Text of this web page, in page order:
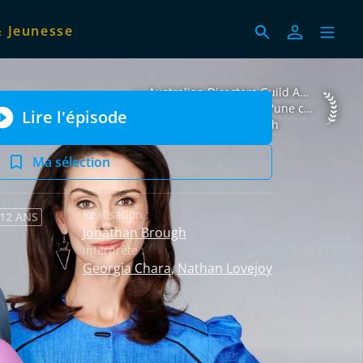
Australian Directors Guild Awards
Australian Directors Guild Awards 2016
Meilleure réalisation d'une comédie télévisée
Jonathan Brough
Lire l'épisode
Ma sélection
ANS Réalisation :
Jonathan Brough
Interprète :
Georgia Chara,Nathan Lovejoy